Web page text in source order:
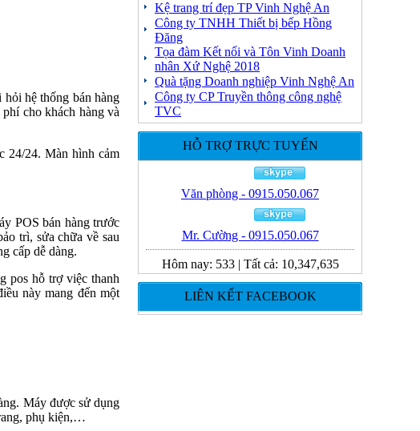
hệ thống bán hàng
cho khách hàng và
24/24. Màn hình cảm
POS bán hàng trước
trì, sửa chữa về sau
cấp dễ dàng.
pos hỗ trợ việc thanh
này mang đến một
Máy được sử dụng
phụ kiện,…
Kệ trang trí đẹp TP Vinh Nghệ An
Công ty TNHH Thiết bị bếp Hồng
Đăng
Tọa đàm Kết nối và Tôn Vinh Doanh
nhân Xứ Nghệ 2018
Quà tặng Doanh nghiệp Vinh Nghệ An
Công ty CP Truyền thông công nghệ
TVC
HỖ TRỢ TRỰC TUYẾN
Văn phòng - 0915.050.067
Mr. Cường - 0915.050.067
Hôm nay: 533| Tất cả: 10,347,635
LIÊN KẾT FACEBOOK